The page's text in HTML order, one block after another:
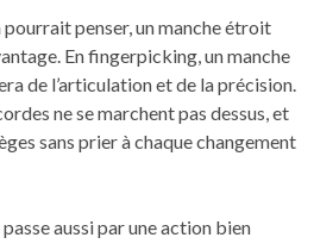
pourrait penser, un manche étroit
En fingerpicking, un manche
de l’articulation et de la précision.
ne se marchent pas dessus, et
sans prier à chaque changement
aussi par une action bien